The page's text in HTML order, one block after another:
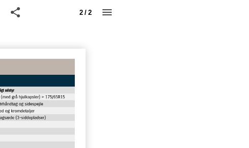
2 / 2